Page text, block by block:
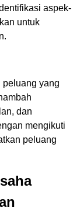
aspek-
untuk
peluang yang
dan
mengikuti
peluang